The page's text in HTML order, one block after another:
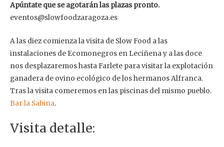
Apúntate que se agotarán las plazas pronto.
eventos@slowfoodzaragoza.es
A las diez comienza la visita de Slow Food a las
instalaciones de Ecomonegros en Leciñena y a las doce
nos desplazaremos hasta Farlete para visitar la explotación
ganadera de ovino ecológico de los hermanos Alfranca.
Tras la visita comeremos en las piscinas del mismo pueblo.
Bar la Sabina.
Visita detalle: